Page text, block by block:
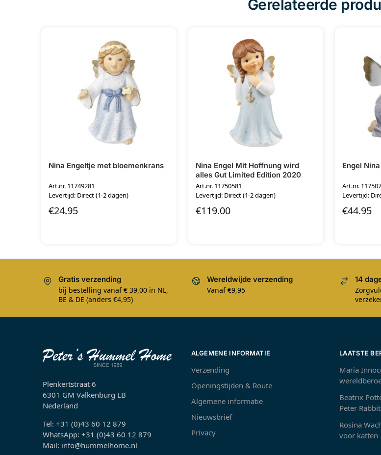
Gerelateerde
Nina Engeltje met bloemenkrans
Art.nr. 11749281
Levertijd: Direct (1-2 dagen)
€24.95
Nina Engel Mit Hoffnung wird
alles Gut Limited Edition 2020
Art.nr. 11750581
Levertijd: Direct (1-2 dagen)
€119.00
Engel
Art.nr.
Levertijd:
€44.95
Gratis verzending
bij bestelling vanaf € 39,00 in NL,
BE & DE (anders €4,95)
Wereldwijde verzending
Vanaf €9,95
14
Plenkertstraat 6
6301 GM Valkenburg LB
Nederland
Tel: +31 (0)43 60 12 879
WhatsApp: +31 (0)43 60 12 879
Mail: info@hummelhome.nl
ALGEMENE INFORMATIE
Verzending
Openingstijden & Route
Algemene informatie
Nieuwsbrief
Privacy
LAATSTE
Maria
Beatrix
Peter Rabbit
Rosina
voor katten